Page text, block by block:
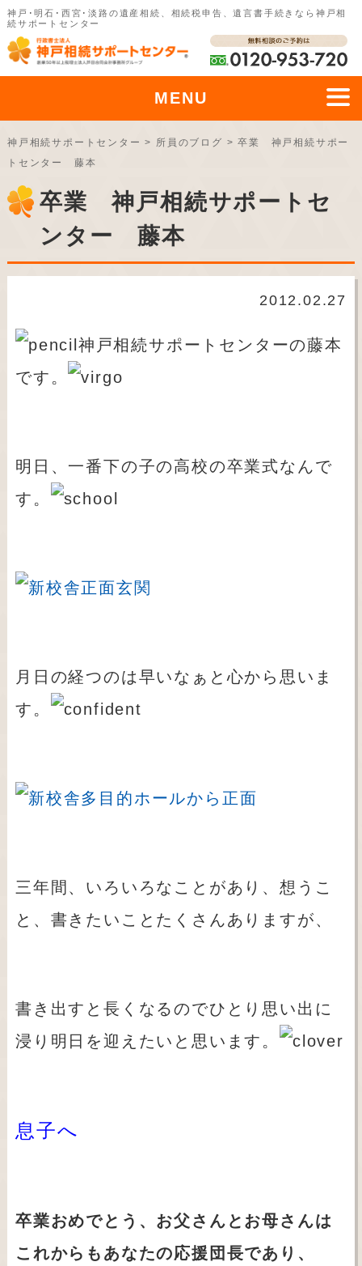
神戸･明石･西宮･淡路の遺産相続、相続税申告、遺言書手続きなら神戸相
続サポートセンター
MENU
神戸相続サポートセンター > 所員のブログ >卒業 神戸相続サポー
トセンター 藤本
卒業 神戸相続サポートセ
ンター 藤本
2012.02.27
神戸相続サポートセンターの藤本
です。
明日、一番下の子の高校の卒業式なんで
す。
月日の経つのは早いなぁと心から思いま
す。
三年間、いろいろなことがあり、想うこ
と、書きたいことたくさんありますが、
書き出すと長くなるのでひとり思い出に
浸り明日を迎えたいと思います。
息子へ
卒業おめでとう、お父さんとお母さんは
これからもあなたの応援団長であり、